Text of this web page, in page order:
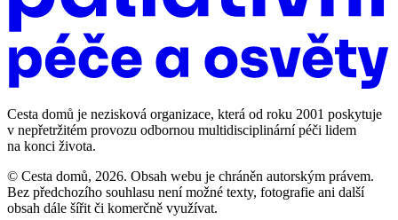
Cesta domů je nezisková organizace, která od roku 2001 poskytuje
v nepřetržitém provozu odbornou multidisciplinární péči lidem
na konci života.
© Cesta domů, 2026. Obsah webu je chráněn autorským právem.
Bez předchozího souhlasu není možné texty, fotografie ani další
obsah dále šířit či komerčně využívat.